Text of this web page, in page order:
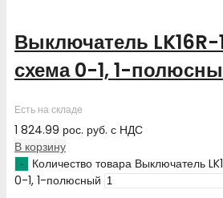
Выключатель
схема 0-1, 1-
Есть на складе
1 824.99 рос. руб. с НДС
В корзину
Количество товара Выключатель
0-1, 1-полюсный